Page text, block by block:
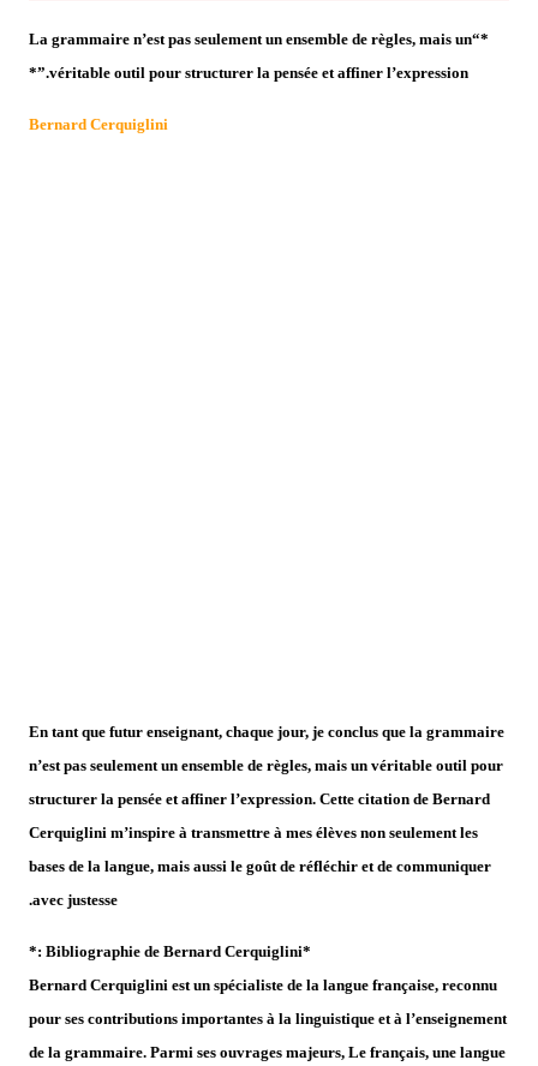
*“La grammaire n’est pas seulement un ensemble de règles, mais un
véritable outil pour structurer la pensée et affiner l’expression.”*
Bernard Cerquiglini
En tant que futur enseignant, chaque jour, je conclus que la grammaire
n’est pas seulement un ensemble de règles, mais un véritable outil pour
structurer la pensée et affiner l’expression. Cette citation de Bernard
Cerquiglini m’inspire à transmettre à mes élèves non seulement les
bases de la langue, mais aussi le goût de réfléchir et de communiquer
avec justesse.
*Bibliographie de Bernard Cerquiglini :*
Bernard Cerquiglini est un spécialiste de la langue française, reconnu
pour ses contributions importantes à la linguistique et à l’enseignement
de la grammaire. Parmi ses ouvrages majeurs, Le français, une langue